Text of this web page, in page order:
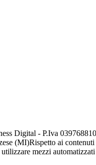
Digital - P.Iva
(MI)Rispetto ai
mezzi